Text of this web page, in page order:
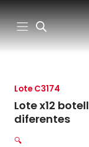
Ir
al
contenido
Lote C3174
Lote x12
diferentes
🔍